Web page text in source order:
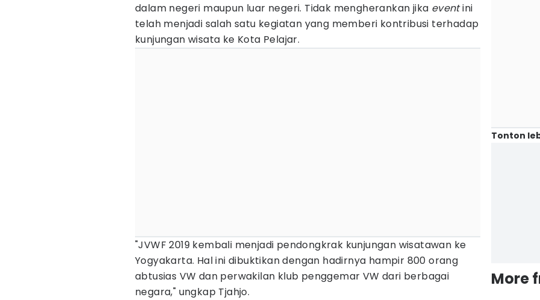
dalam negeri maupun luar negeri. Tidak mengherankan jika eventini
telah menjadi salah satu kegiatan yang memberi kontribusi terhadap
kunjungan wisata ke Kota Pelajar.
"JVWF 2019 kembali menjadi pendongkrak kunjungan wisatawan ke
Yogyakarta. Hal ini dibuktikan dengan hadirnya hampir 800 orang
abtusias VW dan perwakilan klub penggemar VW dari berbagai
negara," ungkap Tjahjo.
Tonton
More